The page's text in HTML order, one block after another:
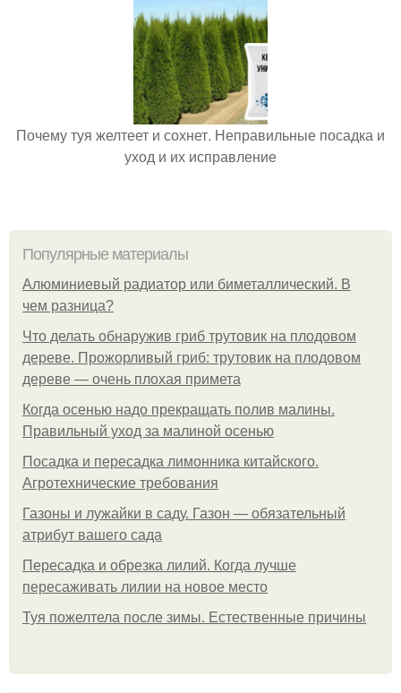
Почему туя желтеет и сохнет. Неправильные посадка и
уход и их исправление
Популярные материалы
Алюминиевый радиатор или биметаллический. В
чем разница?
Что делать обнаружив гриб трутовик на плодовом
дереве. Прожорливый гриб: трутовик на плодовом
дереве — очень плохая примета
Когда осенью надо прекращать полив малины.
Правильный уход за малиной осенью
Посадка и пересадка лимонника китайского.
Агротехнические требования
Газоны и лужайки в саду. Газон — обязательный
атрибут вашего сада
Пересадка и обрезка лилий. Когда лучше
пересаживать лилии на новое место
Туя пожелтела после зимы. Естественные причины